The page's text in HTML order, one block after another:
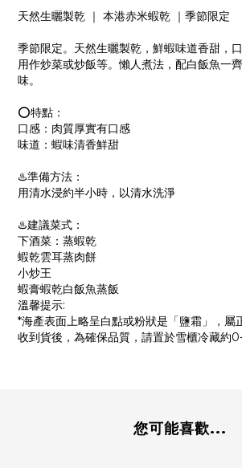
天然生曬製乾 ｜ 本港赤米蝦乾 ｜季節限定
季節限定。天然生曬製乾，鮮蝦味道香甜，口
用作炒菜或炒飯等。懶人煮法，配白飯魚一
味。
⭕️特點：
口感：肉質厚實有口感
味道：蝦味清香鮮甜
♨️準備方法：
用清水浸約半小時，以清水洗淨
♨️建議菜式：
下酒菜：蒸蝦乾
蝦乾雲耳蒸肉餅
小炒王
蝦膏蝦乾白飯魚蒸飯
溫馨提示:
*海產表面上略呈白點或粉狀是「鹽霜」，屬
收到貨後，為確保品質，請置於雪櫃冷藏約0-
您可能喜歡...